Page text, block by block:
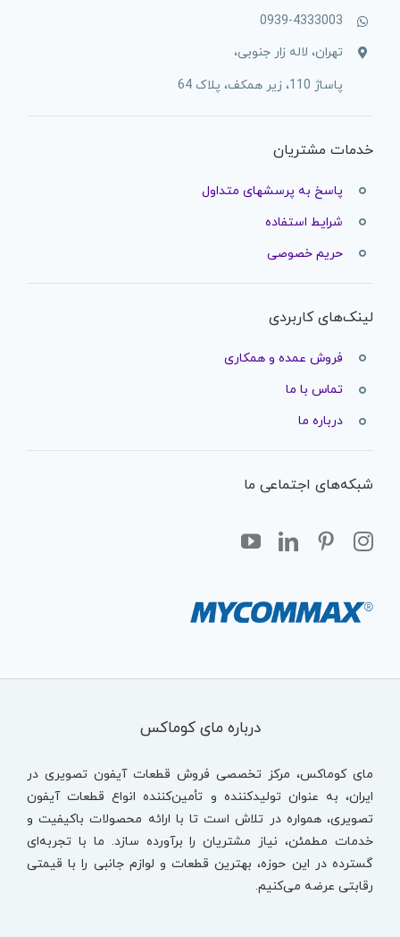
0939-4333003
تهران، لاله زار جنوبی،
پاساژ 110، زیر همکف، پلاک 64
خدمات مشتریان
پاسخ به پرسشهای متداول
شرایط استفاده
حریم خصوصی
لینک‌های کاربردی
فروش عمده و همکاری
تماس با ما
درباره ما
شبکه‌های اجتماعی ما
درباره مای کوماکس
مای کوماکس، مرکز تخصصی فروش قطعات آیفون تصویری در
ایران، به عنوان تولیدکننده و تأمین‌کننده انواع قطعات آیفون
تصویری، همواره در تلاش است تا با ارائه محصولات باکیفیت و
خدمات مطمئن، نیاز مشتریان را برآورده سازد. ما با تجربه‌ای
گسترده در این حوزه، بهترین قطعات و لوازم جانبی را با قیمتی
رقابتی عرضه می‌کنیم.